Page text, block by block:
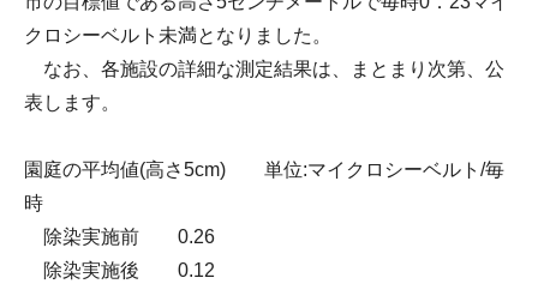
クロシーベルト未満となりました。
なお、各施設の詳細な測定結果は、まとまり次第、公
表します。
園庭の平均値(高さ5cm) 単位:マイクロシーベルト/毎
時
除染実施前 0.26
除染実施後 0.12